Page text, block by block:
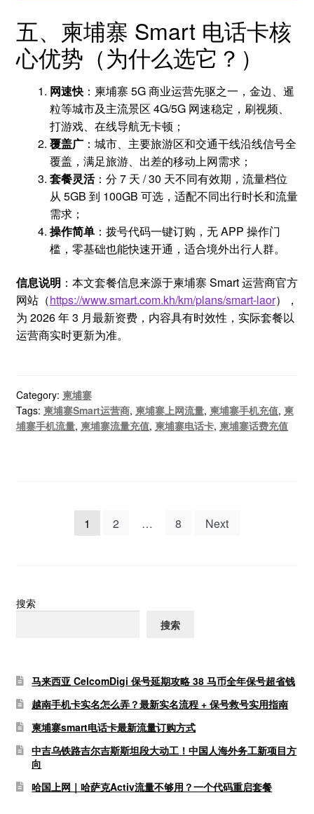
五、柬埔寨 Smart 电话卡核
心优势（为什么选它？）
网速快：柬埔寨 5G 商业运营先驱之一，金边、暹
粒等城市及主流景区 4G/5G 网速稳定，刷视频、
打游戏、在线导航无卡顿；
覆盖广：城市、主要旅游区和交通干线沿线信号全
覆盖，满足旅游、出差的移动上网需求；
套餐灵活：分 7 天 / 30 天不同有效期，流量档位
从 5GB 到 100GB 可选，适配不同出行时长和流量
需求；
操作简单：拨号代码一键订购，无 APP 操作门
槛，零基础也能快速开通，适合境外出行人群。
信息说明 ：本文套餐信息来源于柬埔寨 Smart 运营商官方
网站（https://www.smart.com.kh/km/plans/smart-laor），
为 2026 年 3 月最新资费，内容具有时效性，实际套餐以
运营商实时更新为准。
Category: 柬埔寨
Tags: 柬埔寨Smart运营商, 柬埔寨上网流量, 柬埔寨手机充值, 柬
埔寨手机流量, 柬埔寨流量充值, 柬埔寨电话卡, 柬埔寨话费充值
页
1 2 … 8 Next
搜索
搜索
马来西亚 CelcomDigi 保号延期攻略 38 马币全年保号超省钱
越南手机卡实名怎么弄？最新实名流程 + 保号救号实用指南
柬埔寨smart电话卡最新流量订购方式
中吉乌铁路吉尔吉斯斯坦段大动工！中国人海外务工新项目方
向
哈国上网｜哈萨克Activ流量不够用？一个代码重启套餐